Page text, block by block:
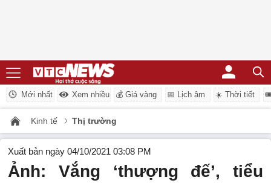
Mới nhất Xem nhiều 💰 Giá vàng 📅 Lịch âm ☀️ Thời tiết
Kinh tế Thị trường
Xuất bản ngày 04/10/2021 03:08 PM
Ảnh: Vắng ‘thượng đế’, tiểu